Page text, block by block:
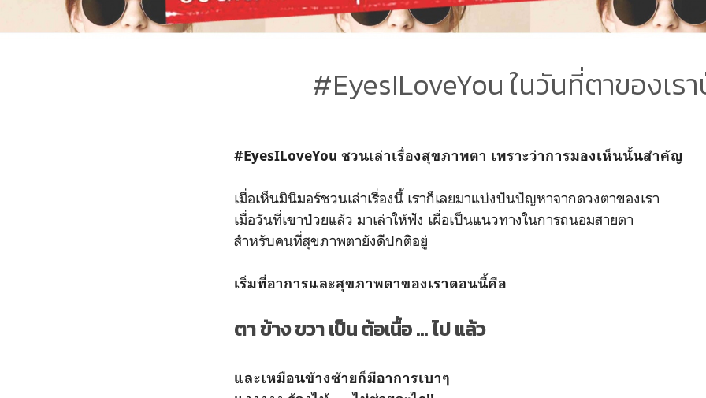
#EyesILoveYou ในวันที่ตาของเร
#EyesILoveYou ชวนเล่าเรื่องสุขภาพตา เพราะว่าการมองเห็นนั้นสำคัญ
เมื่อเห็นมินิมอร์ชวนเล่าเรื่องนี้ เราก็เลยมาแบ่งปันปัญหาจากดวงตาของเรา
เมื่อวันที่เขาป่วยแล้ว มาเล่าให้ฟัง เผื่อเป็นแนวทางในการถนอมสายตา
สำหรับคนที่สุขภาพตายังดีปกติอยู่
เริ่มที่อาการและสุขภาพตาของเราตอนนี้คือ
ตา ข้าง ขวา เป็น ต้อเนื้อ ... ไป แล้ว
และเหมือนข้างซ้ายก็มีอาการเบาๆ